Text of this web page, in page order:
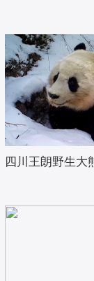
四川王朗野生大